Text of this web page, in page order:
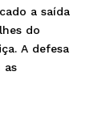
a saída
do
A defesa
as